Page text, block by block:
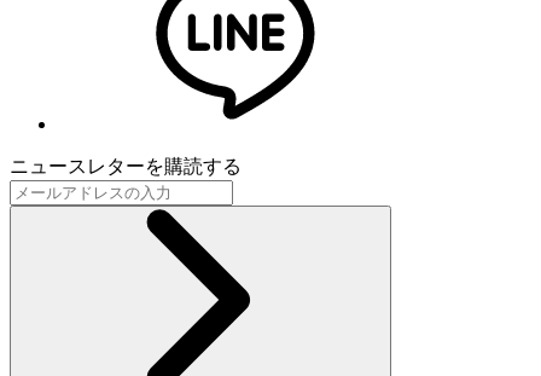
ニュースレターを購読する